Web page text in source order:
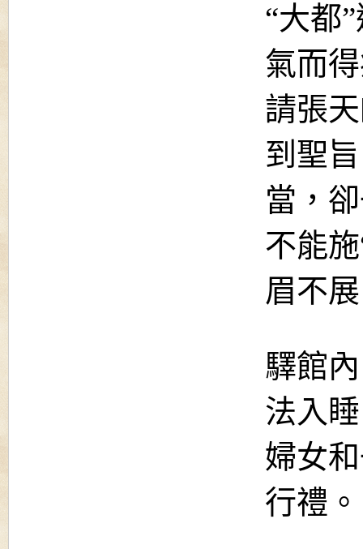
“大都
氣而
請張
到聖
當，
不能
眉不
驛館
法入
婦女
行禮。